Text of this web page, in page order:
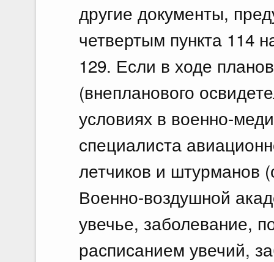
другие документы,
четвертым пункта 114
129. Если в ходе
(внепланового
условиях в военно-
специалиста
летчиков и штурманов
Военно-воздушной
увечье, заболевание,
расписанием увечий,